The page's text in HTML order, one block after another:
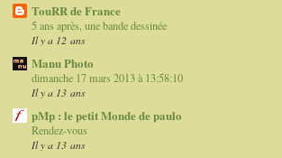
TouRR de France
5 ans après, une bande dessinée
Il y a 12 ans
Manu Photo
dimanche 17 mars 2013 à 13:58:10
Il y a 13 ans
pMp : le petit Monde de paulo
Rendez-vous
Il y a 13 ans